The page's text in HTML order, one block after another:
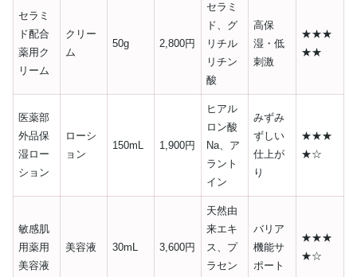
セラミ
ド配合
薬用ク
リーム
クリー
ム
50g 2,800円
セラミ
ド、グ
リチル
リチン
酸
高保
湿・低
刺激
★★★
★★
医薬部
外品保
湿ロー
ション
ローシ
ョン
150mL 1,900円
ヒアル
ロン酸
Na、ア
ラント
イン
みずみ
ずしい
仕上が
り
★★★
★☆
敏感肌
用薬用
美容液
美容液 30mL 3,600円
天然由
来エキ
ス、プ
ラセン
バリア
機能サ
ポート
★★★
★☆